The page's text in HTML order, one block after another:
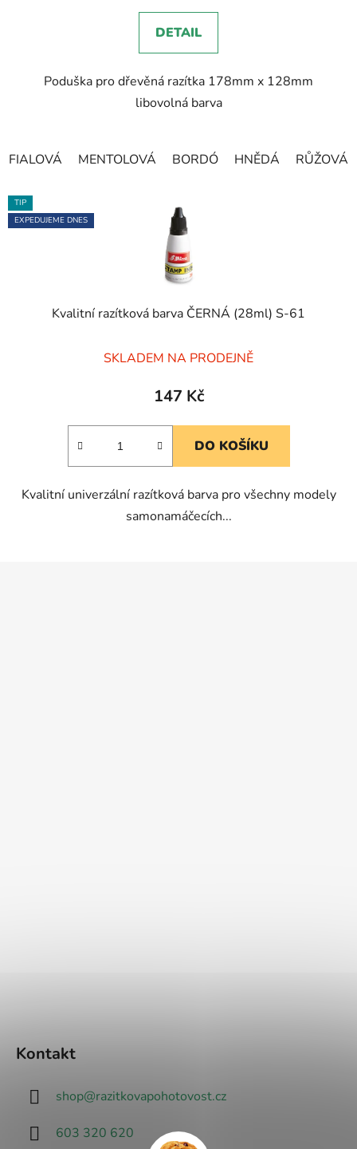
5,0
z
hvězdiček.
DETAIL
Poduška pro dřevěná razítka 178mm x 128mm
libovolná barva
FIALOVÁ MENTOLOVÁ BORDÓ HNĚDÁ RŮŽOVÁ
TIP
EXPEDUJEME DNES
Kvalitní razítková barva ČERNÁ (28ml) S-61
hodnocení
produktu
5,0
hvězdiček.
SKLADEM NA PRODEJNĚ
147 Kč
DO KOŠÍKU
Kvalitní univerzální razítková barva pro všechny modely
samonamáčecích...
Kontakt
shop@razitkovapohotovost.cz
603 320 620